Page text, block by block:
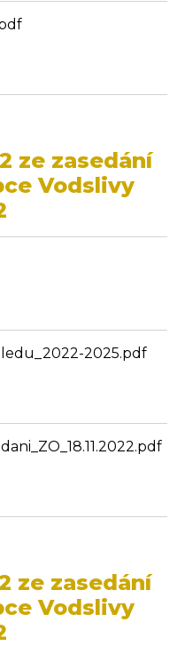
ze zasedání
Vodslivy
2025.pdf
ze zasedání
Vodslivy